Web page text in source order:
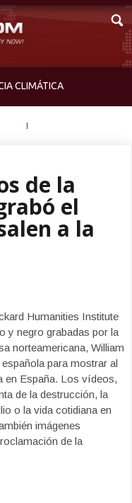
CLIMÁTICA
de la
el
a la
Humanities Institute
y negro grabadas por la
norteamericana, William
para mostrar al
en España. Los vídeos,
de la destrucción, la
o la vida cotidiana en
imágenes
de la